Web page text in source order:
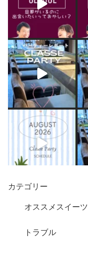
カテゴリー
オススメスイーツ
トラブル